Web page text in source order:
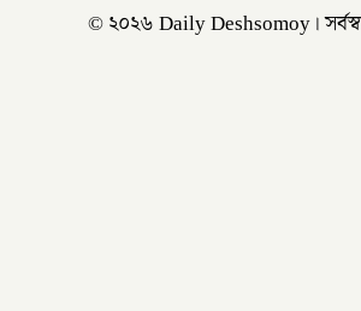
© ২০২৬ Daily Deshsomoy।